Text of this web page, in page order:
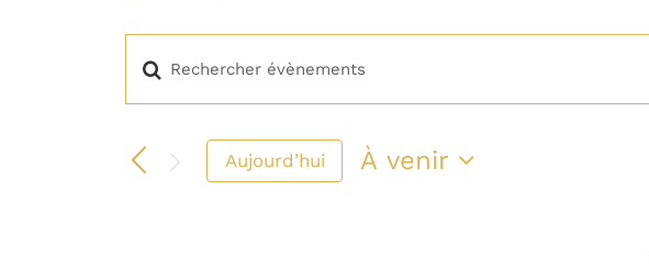
Recherche
et
Saisir
mot-
clé.
Évènements Aujourd’hui
À venir